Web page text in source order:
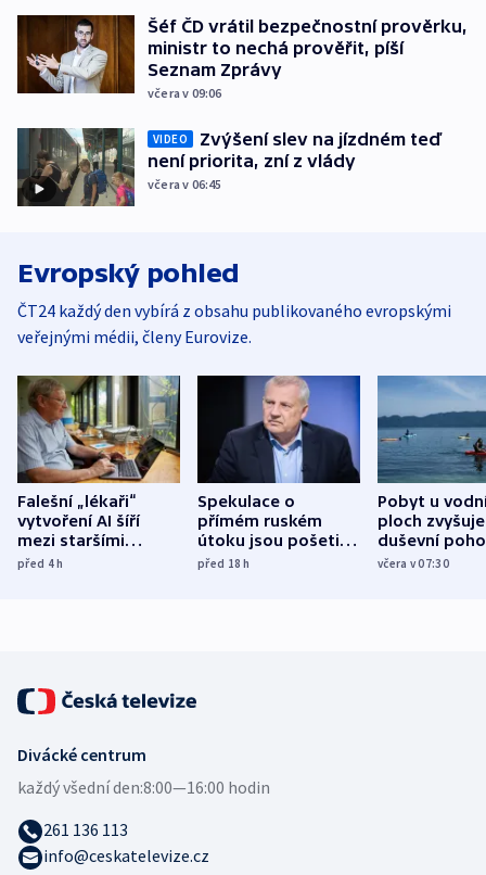
Šéf ČD vrátil bezpečnostní prověrku,
ministr to nechá prověřit, píší
Seznam Zprávy
včera v 09:06
VIDEO
Zvýšení slev na jízdném teď
není priorita, zní z vlády
včera v 06:45
Evropský pohled
ČT24 každý den vybírá z obsahu publikovaného evropskými
veřejnými médii, členy Eurovize.
Falešní „lékaři“
vytvoření AI šíří
mezi staršími
Poláky nebezpečné
před 4h
Spekulace o
přímém ruském
útoku jsou pošetilé,
míní estonský
před 18h
Pobyt u
ploch zvyšuje
duševní
ukázala
včera v 07:30
Divácké centrum
každý všední den:8:00—16:00 hodin
261 136 113
info@ceskatelevize.cz